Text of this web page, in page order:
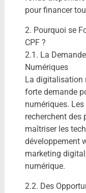
pour financer
2. Pourquoi se
CPF ?
2.1. La
Numériques
La digitalisation
forte demande
numériques.
recherchent des
maîtriser les
développement
marketing
numérique.
2.2. Des